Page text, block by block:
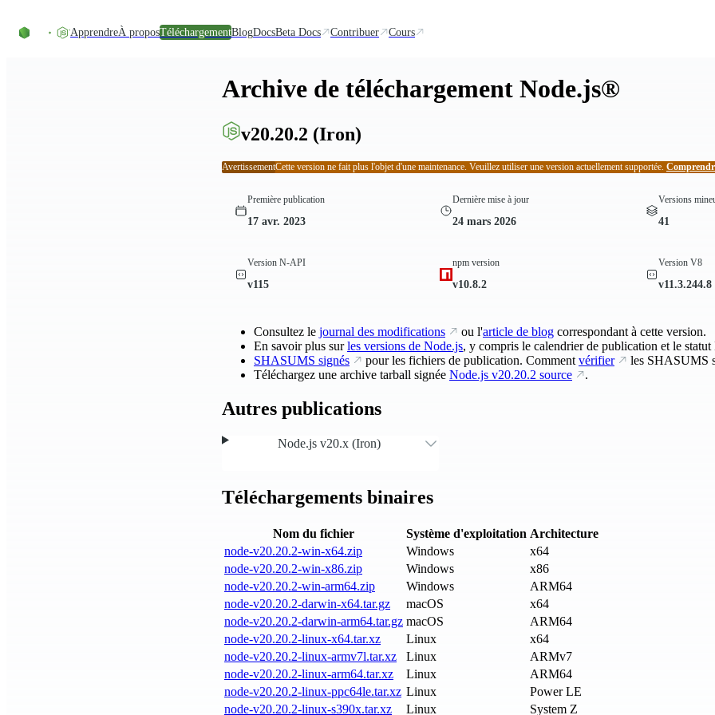
ApprendreÀ proposTéléchargementBlogDocsBeta Docs Contribuer Cours
Archive de téléchargement Node.js®
v20.20.2 (Iron)
AvertissementCette version ne fait plus l'objet d'une maintenance. Veuillez utiliser une version actuellement supportée.
Première publication
17 avr. 2023
Dernière mise à jour
24 mars 2026
Versions
41
Version N-API
v115
npm version
v10.8.2
Version V8
v11.3.244.8
Consultez le journal des modifications ou l'article de blog correspondant à cette version.
En savoir plus surles versions de Node.js, y compris le calendrier de publication et le statut
SHASUMS signés
pour les fichiers de publication. Comment vérifier
les SHASUMS
Téléchargez une archive tarball signée Node.js v20.20.2 source .
Autres publications
Node.js v20.x (Iron)
Téléchargements binaires
Nom du fichier Système d'exploitation Architecture
node-v20.20.2-win-x64.zip
Windows
x64
node-v20.20.2-win-x86.zip
Windows
x86
node-v20.20.2-win-arm64.zip
Windows
ARM64
node-v20.20.2-darwin-x64.tar.gz
macOS
x64
node-v20.20.2-darwin-arm64.tar.gz macOS
ARM64
node-v20.20.2-linux-x64.tar.xz
Linux
x64
node-v20.20.2-linux-armv7l.tar.xz
Linux
ARMv7
node-v20.20.2-linux-arm64.tar.xz
Linux
ARM64
node-v20.20.2-linux-ppc64le.tar.xz Linux
Power LE
node-v20.20.2-linux-s390x.tar.xz
Linux
System Z